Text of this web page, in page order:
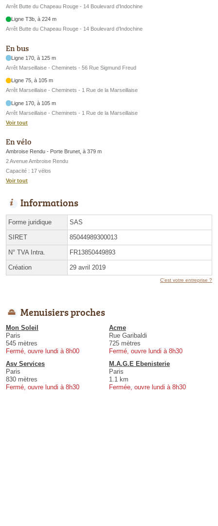
Arrêt Butte du Chapeau Rouge - 14 Boulevard d'Indochine
Ligne T3b, à 224 m
Arrêt Butte du Chapeau Rouge - 14 Boulevard d’Indochine
En bus
Ligne 170, à 125 m
Arrêt Marseillaise - Cheminets - 56 Rue Sigmund Freud
Ligne 75, à 105 m
Arrêt Marseillaise - Cheminets - 1 Rue de la Marseillaise
Ligne 170, à 105 m
Arrêt Marseillaise - Cheminets - 1 Rue de la Marseillaise
Voir tout
En vélo
Ambroise Rendu - Porte Brunet, à 379 m
2 Avenue Ambroise Rendu
Capacité : 17 vélos
Voir tout
Informations
Forme juridique SAS
SIRET 85044989300013
N° TVA Intra. FR13850449893
Création 29 avril 2019
C'est votre entreprise ?
Menuisiers proches
Mon Soleil
Paris
545 mètres
Fermé, ouvre lundi à 8h00
Acme
Rue Garibaldi
725 mètres
Fermé, ouvre lundi à 8h30
Asv Services
Paris
830 mètres
Fermé, ouvre lundi à 8h30
M.A.G.E Ebenisterie
Paris
1.1 km
Fermée, ouvre lundi à 8h30